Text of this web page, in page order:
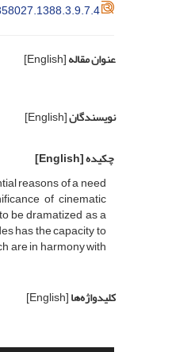
عنوان مقاله[English]
نویسندگان[English]
چکیده[English]
reasons of a need
of cinematic
be dramatized as a
has the capacity to
are in harmony with
کلیدواژه‌ها[English]